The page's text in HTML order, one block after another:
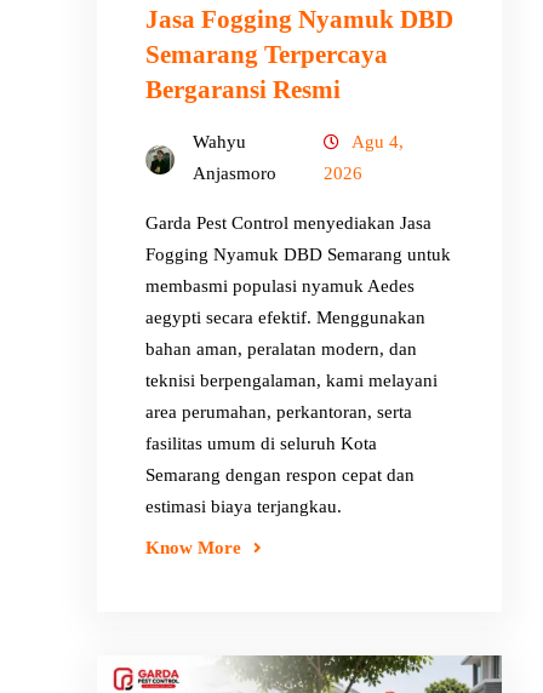
Jasa Fogging Nyamuk DBD
Semarang Terpercaya
Bergaransi Resmi
Wahyu
Anjasmoro
Agu 4,
2026
Garda Pest Control menyediakan Jasa
Fogging Nyamuk DBD Semarang untuk
membasmi populasi nyamuk Aedes
aegypti secara efektif. Menggunakan
bahan aman, peralatan modern, dan
teknisi berpengalaman, kami melayani
area perumahan, perkantoran, serta
fasilitas umum di seluruh Kota
Semarang dengan respon cepat dan
estimasi biaya terjangkau.
Know More